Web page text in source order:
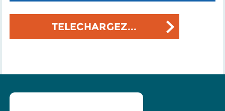
TELECHARGEZ...